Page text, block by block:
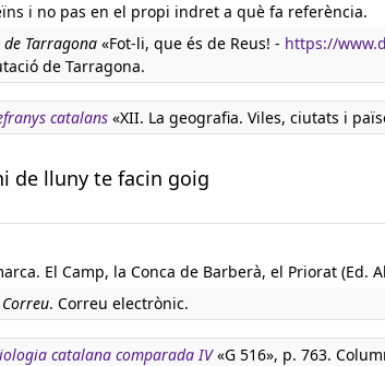
i no pas en el propi indret a què fa referència.
Tarragona «Fot-li, que és de Reus! - https://
de Tarragona.
catalans «XII. La geografia. Viles, ciutats i
de lluny te facin goig
El Camp, la Conca de Barberà, el Priorat (Ed.
Correu. Correu electrònic.
catalana comparada IV«G 516», p. 763.